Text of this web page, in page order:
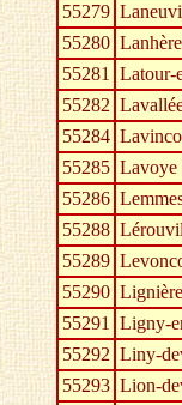
55279
55280
55281 Latour-
55282
55284
55285 Lavoye
55286
55288
55289
55290
55291 Ligny-
55292 Liny-
55293 Lion-